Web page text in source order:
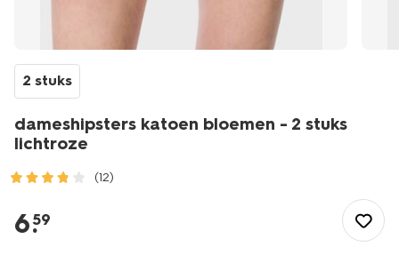
2 stuks
dameshipsters katoen bloemen - 2 stuks
lichtroze
(12)
katoen-
bloemen-
6.
59